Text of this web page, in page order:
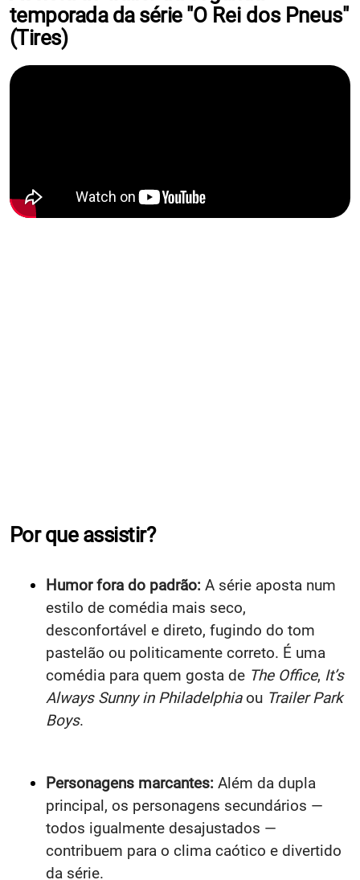
temporada da série "O Rei dos Pneus"
(Tires)
Por que assistir?
Humor fora do padrão: A série aposta num
estilo de comédia mais seco,
desconfortável e direto, fugindo do tom
pastelão ou politicamente correto. É uma
comédia para quem gosta de The Office, It’s
Always Sunny in Philadelphiaou Trailer Park
Boys.
Personagens marcantes: Além da dupla
principal, os personagens secundários —
todos igualmente desajustados —
contribuem para o clima caótico e divertido
da série.